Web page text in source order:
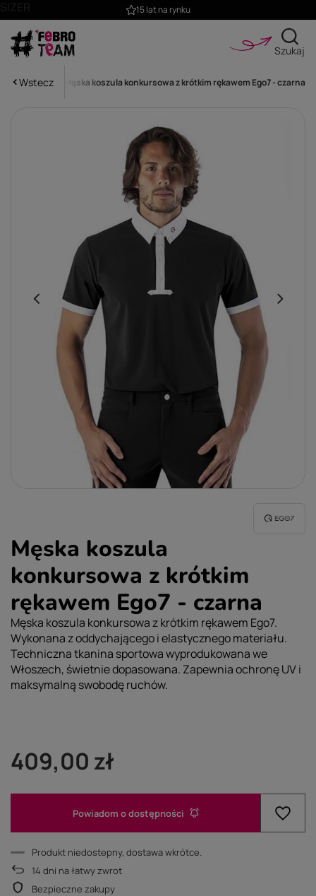
15 lat na rynku
Szukaj
Wstecz
Męskie Męska koszula konkursowa z krótkim rękawem Ego7 - czarna
Męska koszula
konkursowa z krótkim
rękawem Ego7 - czarna
Męska koszula konkursowa z krótkim rękawem Ego7.
Wykonana z oddychającego i elastycznego materiału.
Techniczna tkanina sportowa wyprodukowana we
Włoszech, świetnie dopasowana. Zapewnia ochronę UV i
maksymalną swobodę ruchów.
409,00 zł
Powiadom o dostępności
Produkt niedostepny, dostawa wkrótce
14 dni na łatwy zwrot
Bezpieczne zakupy